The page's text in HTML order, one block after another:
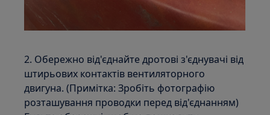
2. Обережно від'єднайте дротові з'єднувачі від
штирьових контактів вентиляторного
двигуна. (Примітка: Зробіть фотографію
розташування проводки перед від'єднанням)